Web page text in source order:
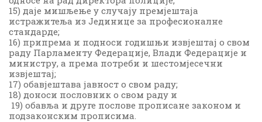
15) даје мишљење у случају премјештаја
истражитеља из Јединице за професионалне
стандарде;
16) припрема и подноси годишњи извјештај о свом
раду Парламенту Федерације, Влади Федерације и
министру, а према потреби и шестомјесечни
извјештај;
17) обавјештава јавност о свом раду;
18) доноси пословник о свом раду и
19) обавља и друге послове прописане законом и
подзаконским прописима.